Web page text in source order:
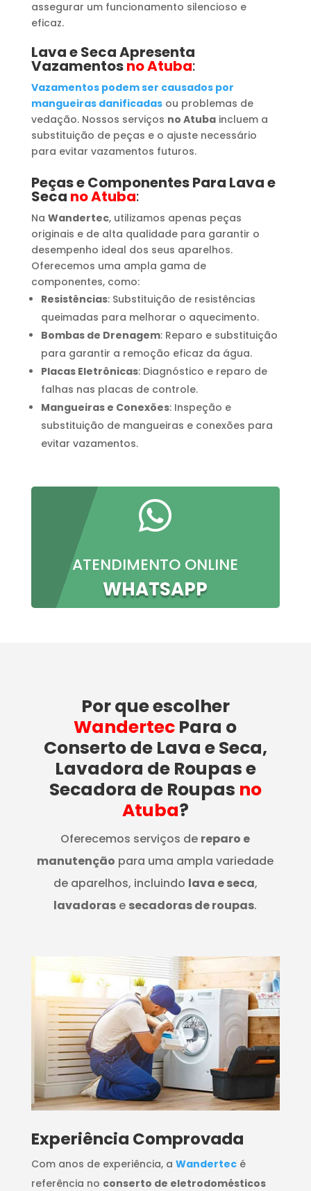
assegurar um funcionamento silencioso e
eficaz.
Lava e Seca Apresenta
Vazamentosno Atuba:
Vazamentos podem ser causados por
mangueiras danificadas ou problemas de
vedação. Nossos serviços no Atubaincluem a
substituição de peças e o ajuste necessário
para evitar vazamentos futuros.
Peças e Componentes Para Lava e
Seca no Atuba:
Na Wandertec, utilizamos apenas peças
originais e de alta qualidade para garantir o
desempenho ideal dos seus aparelhos.
Oferecemos uma ampla gama de
componentes, como:
Resistências: Substituição de resistências
queimadas para melhorar o aquecimento.
Bombas de Drenagem: Reparo e substituição
para garantir a remoção eficaz da água.
Placas Eletrônicas: Diagnóstico e reparo de
falhas nas placas de controle.
Mangueiras e Conexões: Inspeção e
substituição de mangueiras e conexões para
evitar vazamentos.

ATENDIMENTO ONLINE
WHATSAPP
Por que escolher
Wandertec Para o
Conserto de Lava e Seca,
Lavadora de Roupas e
Secadora de Roupas no
Atuba?
Oferecemos serviços de reparo e
manutenção para uma ampla variedade
de aparelhos, incluindo lava e seca,
lavadoras e secadoras de roupas.
​Experiência Comprovada
Com anos de experiência, a Wandertecé
referência no conserto de eletrodomésticos